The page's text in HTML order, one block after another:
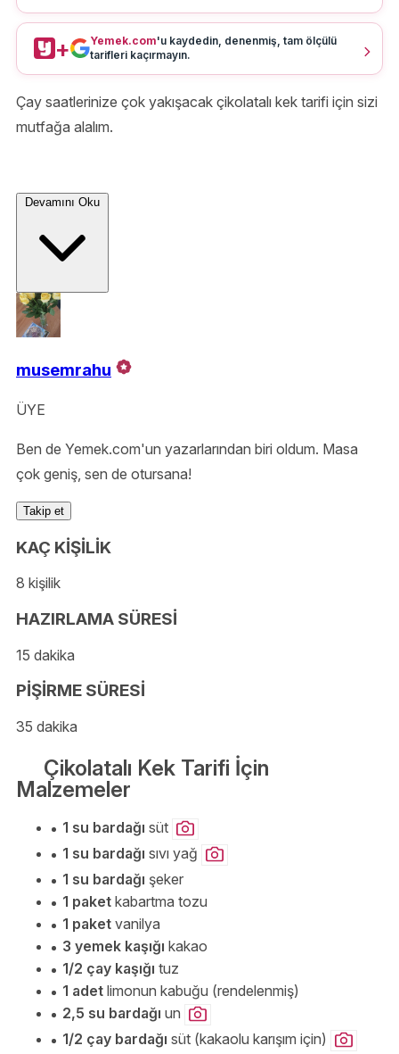
+ Yemek.com'u kaydedin, denenmiş, tam ölçülü
tarifleri kaçırmayın.
Çay saatlerinize çok yakışacak çikolatalı kek tarifi için sizi
mutfağa alalım.
Devamını Oku
musemrahu
ÜYE
Ben de Yemek.com'un yazarlarından biri oldum. Masa
çok geniş, sen de otursana!
Takip et
KAÇ KİŞİLİK
8 kişilik
HAZIRLAMA SÜRESİ
15 dakika
PİŞİRME SÜRESİ
35 dakika
Çikolatalı Kek Tarifi İçin
Malzemeler
1 su bardağı süt
1 su bardağı sıvı yağ
1 su bardağı şeker
1 paket kabartma tozu
1 paket vanilya
3 yemek kaşığı kakao
1/2 çay kaşığı tuz
1 adet limonun kabuğu (rendelenmiş)
2,5 su bardağı un
1/2 çay bardağı süt (kakaolu karışım için)